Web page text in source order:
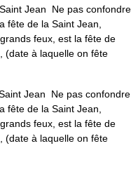
Jean Ne pas confondre
fête de la Saint Jean,
feux, est la fête de
(date à laquelle on fête
Jean Ne pas confondre
fête de la Saint Jean,
feux, est la fête de
(date à laquelle on fête